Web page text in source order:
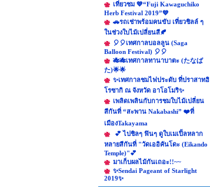
เที่ยวชม 💙“Fuji Kawaguchiko
Herb Festival 2019”💙
🚗รถเช่าพร้อมคนขับ เที่ยวชิลล์ ๆ
ในช่วงใบไม้เปลี่ยนสี🍂
🎈🎈เทศกาลบอลลูน (Saga
Balloon Festival) 🎈🎈
🎋🎋เทศกาลทานาบาตะ (たなば
た)🌟🌟
✨เทศกาลชมไฟประดับ ที่ปราสาทฮิ
โรซากิ ณ จังหวัด อาโอโมริ✨
เพลิดเพลินกับการชมใบไม้เปลี่ยน
สีกันที่ “สะพาน Nakabashi” ❤️ที่
เมืองTakayama
💕 ไปชิลๆ ฟินๆ ดูใบเมเปิ้ลหลาก
หลายสีกันที่ "วัดเออิคันโดะ (Eikando
Temple)"💕
มาเก็บผลไม้กันเถอะ!!~~
✨Sendai Pageant of Starlight
2019✨